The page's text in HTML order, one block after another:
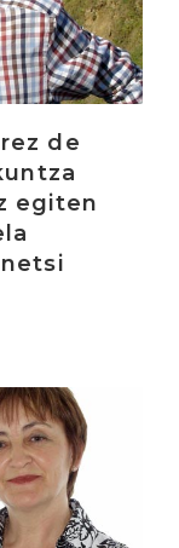
de
egiten